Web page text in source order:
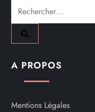
Rechercher :
A PROPOS
Mentions Légales